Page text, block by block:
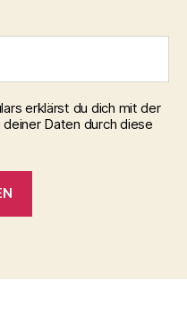
erklärst du dich mit der
Daten durch diese